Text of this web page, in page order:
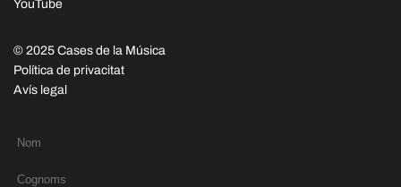
YouTube
© 2025 Cases de la Música
Política de privacitat
Avís legal